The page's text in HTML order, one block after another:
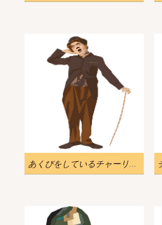
あくびをしているチャーリー・チャップリンのイラスト